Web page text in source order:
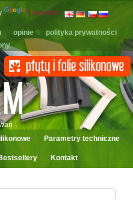
Translate
opinie
polityka prywatności
Parametry techniczne
Kontakt